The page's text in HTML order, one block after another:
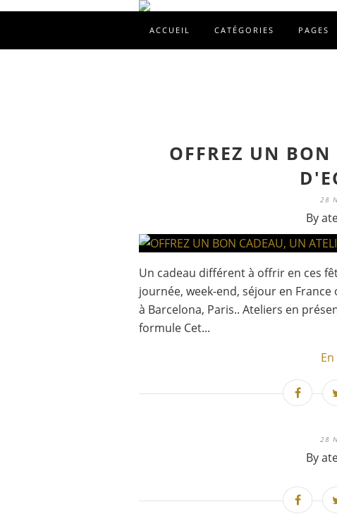
ACCUEIL CATÉGORIES PAGES
OFFREZ UN
28
By
Un cadeau différent à offrir en ces
journée, week-end, séjour en
à Barcelona, Paris.. Ateliers en
formule Cet...
28
By